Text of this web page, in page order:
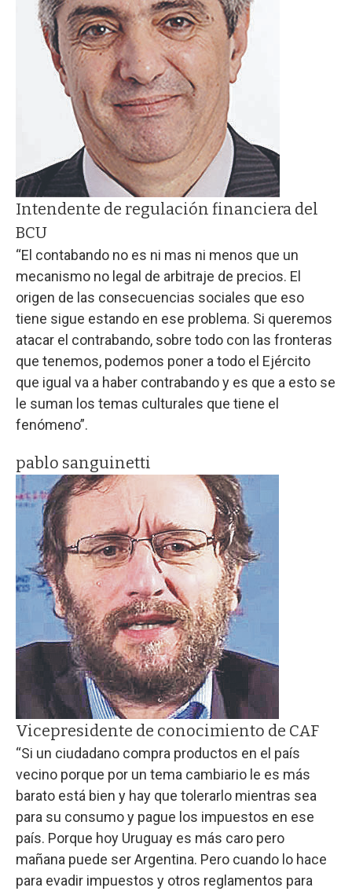
Intendente de regulación financiera del
BCU
“El contabando no es ni mas ni menos que un
mecanismo no legal de arbitraje de precios. El
origen de las consecuencias sociales que eso
tiene sigue estando en ese problema. Si queremos
atacar el contrabando, sobre todo con las fronteras
que tenemos, podemos poner a todo el Ejército
que igual va a haber contrabando y es que a esto se
le suman los temas culturales que tiene el
fenómeno”.
pablo sanguinetti
Vicepresidente de conocimiento de CAF
“Si un ciudadano compra productos en el país
vecino porque por un tema cambiario le es más
barato está bien y hay que tolerarlo mientras sea
para su consumo y pague los impuestos en ese
país. Porque hoy Uruguay es más caro pero
mañana puede ser Argentina. Pero cuando lo hace
para evadir impuestos y otros reglamentos para